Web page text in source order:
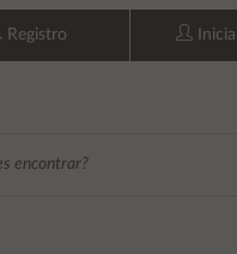
Registro